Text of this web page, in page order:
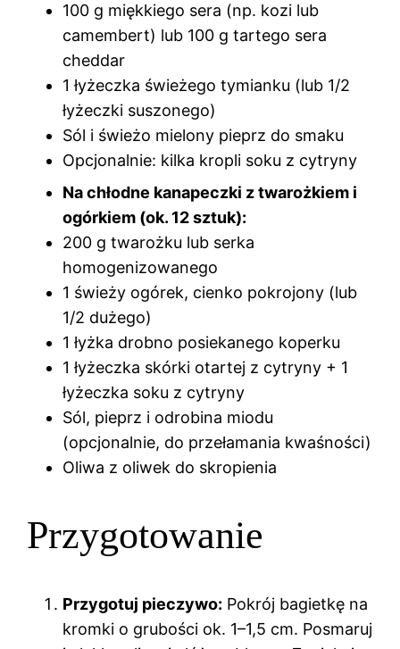
100 g miękkiego sera (np. kozi lub
camembert) lub 100 g tartego sera
cheddar
1 łyżeczka świeżego tymianku (lub 1/2
łyżeczki suszonego)
Sól i świeżo mielony pieprz do smaku
Opcjonalnie: kilka kropli soku z cytryny
Na chłodne kanapeczki z twarożkiem i
ogórkiem (ok. 12 sztuk):
200 g twarożku lub serka
homogenizowanego
1 świeży ogórek, cienko pokrojony (lub
1/2 dużego)
1 łyżka drobno posiekanego koperku
1 łyżeczka skórki otartej z cytryny + 1
łyżeczka soku z cytryny
Sól, pieprz i odrobina miodu
(opcjonalnie, do przełamania kwaśności)
Oliwa z oliwek do skropienia
Przygotowanie
Przygotuj pieczywo: Pokrój bagietkę na
kromki o grubości ok. 1–1,5 cm. Posmaruj